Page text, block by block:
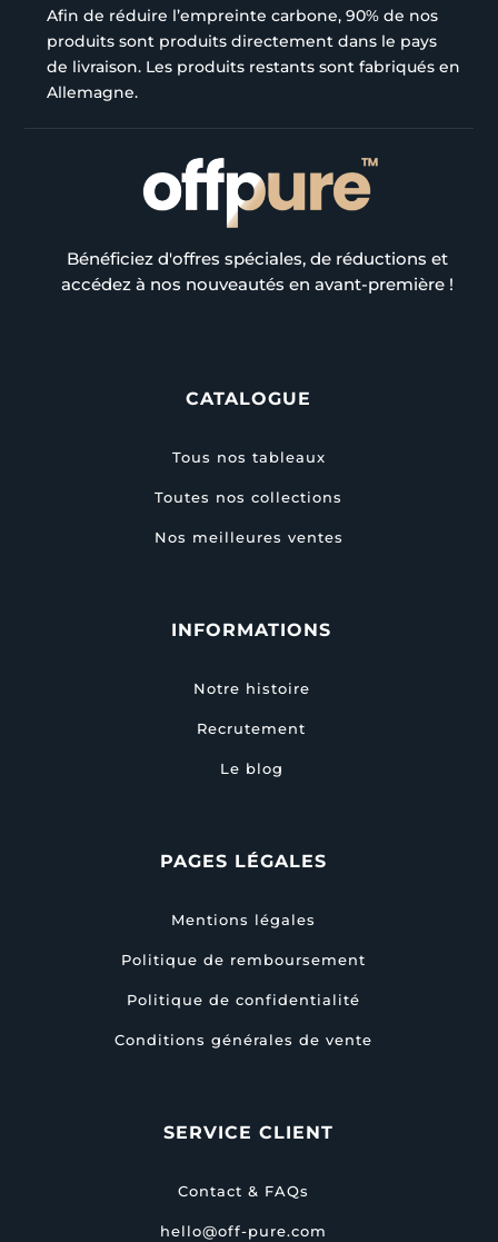
Afin de réduire l’empreinte carbone, 90% de nos
produits sont produits directement dans le pays
de livraison. Les produits restants sont fabriqués en
Allemagne.
Bénéficiez d'offres spéciales, de réductions et
accédez à nos nouveautés en avant-première !
CATALOGUE
Tous nos tableaux
Toutes nos collections
Nos meilleures ventes
INFORMATIONS
Notre histoire
Recrutement
Le blog
PAGES LÉGALES
Mentions légales
Politique de remboursement
Politique de confidentialité
Conditions générales de vente
SERVICE CLIENT
Contact & FAQs
hello@off-pure.com